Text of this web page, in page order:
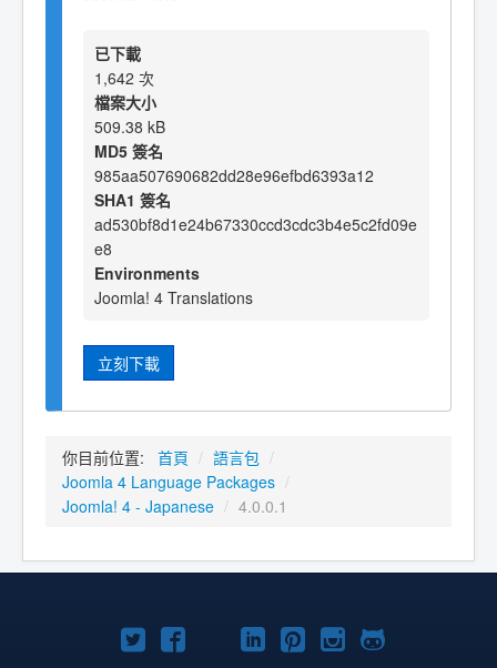
已下載
1,642 次
檔案大小
509.38 kB
MD5 簽名
985aa507690682dd28e96efbd6393a12
SHA1 簽名
ad530bf8d1e24b67330ccd3cdc3b4e5c2fd09e
e8
Environments
Joomla! 4 Translations
立刻下載
你目前位置: 首頁 / 語言包 /
Joomla 4 Language Packages /
Joomla! 4 - Japanese / 4.0.0.1
TwitterFacebookYouTube
Linkedln
Pinterest
Instagram
GitHub